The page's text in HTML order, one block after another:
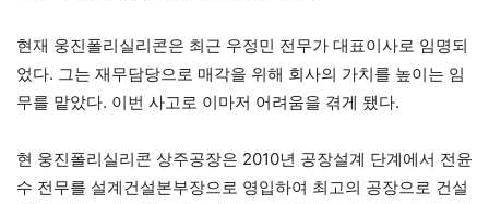
현재 웅진폴리실리콘은 최근 우정민 전무가 대표이사로 임명되
었다. 그는 재무담당으로 매각을 위해 회사의 가치를 높이는 임
무를 맡았다. 이번 사고로 이마저 어려움을 겪게 됐다.
현 웅진폴리실리콘 상주공장은 2010년 공장설계 단계에서 전윤
수 전무를 설계건설본부장으로 영입하여 최고의 공장으로 건설